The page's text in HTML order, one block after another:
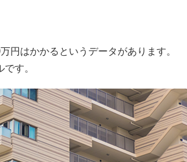
はかかるというデータがあります。
す。